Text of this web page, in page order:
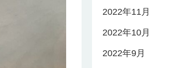
2022年11月
2022年10月
2022年9月